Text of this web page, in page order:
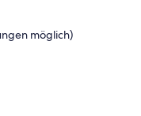
möglich)